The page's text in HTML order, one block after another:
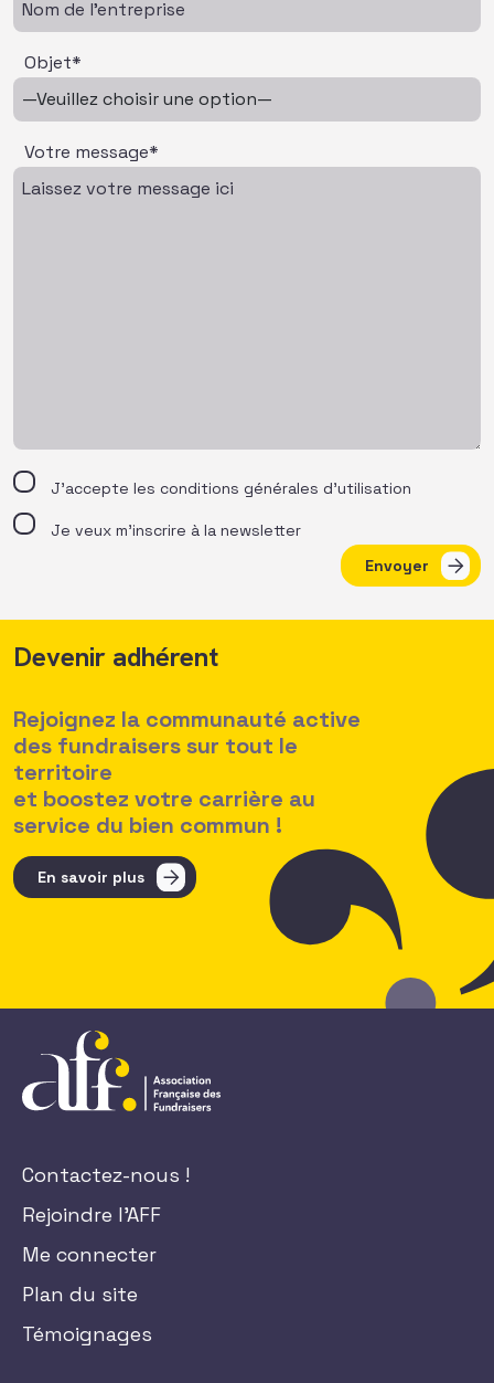
Objet*
Votre message*
J’accepte les conditions générales d’utilisation
Je veux m'inscrire à la newsletter
Envoyer
Devenir adhérent
Rejoignez la communauté active
des fundraisers sur tout le
territoire
et boostez votre carrière au
service du bien commun !
En savoir plus
Contactez-nous !
Rejoindre l'AFF
Me connecter
Plan du site
Témoignages